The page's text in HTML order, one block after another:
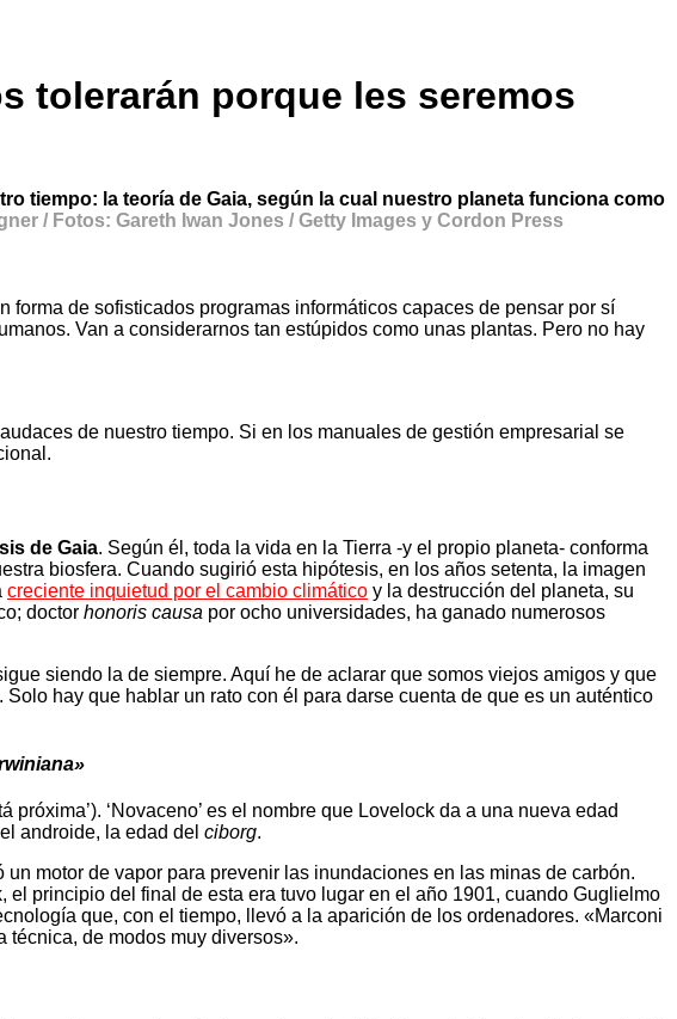
tolerarán porque les seremos
tiempo: la teoría de Gaia, según la cual nuestro planeta funciona como
/ Fotos: Gareth Iwan Jones / Getty Images y Cordon Press
forma de sofisticados programas informáticos capaces de pensar por sí
Van a considerarnos tan estúpidos como unas plantas. Pero no hay
de nuestro tiempo. Si en los manuales de gestión empresarial se
de Gaia. Según él, toda la vida en la Tierra -y el propio planeta- conforma
biosfera. Cuando sugirió esta hipótesis, en los años setenta, la imagen
creciente inquietud por el cambio climático y la destrucción del planeta, su
doctor honoris causa por ocho universidades, ha ganado numerosos
siendo la de siempre. Aquí he de aclarar que somos viejos amigos y que
hay que hablar un rato con él para darse cuenta de que es un auténtico
próxima’). ‘Novaceno’ es el nombre que Lovelock da a una nueva edad
androide, la edad del ciborg.
motor de vapor para prevenir las inundaciones en las minas de carbón.
principio del final de esta era tuvo lugar en el año 1901, cuando Guglielmo
que, con el tiempo, llevó a la aparición de los ordenadores. «Marconi
técnica, de modos muy diversos».